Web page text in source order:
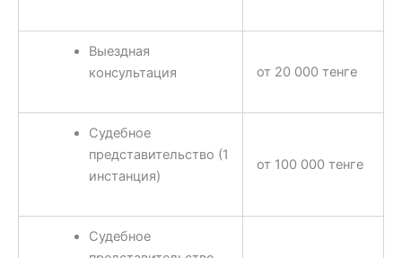
Выездная
консультация
от 20 000 тенге
Судебное
представительство (1
инстанция)
от 100 000 тенге
Судебное